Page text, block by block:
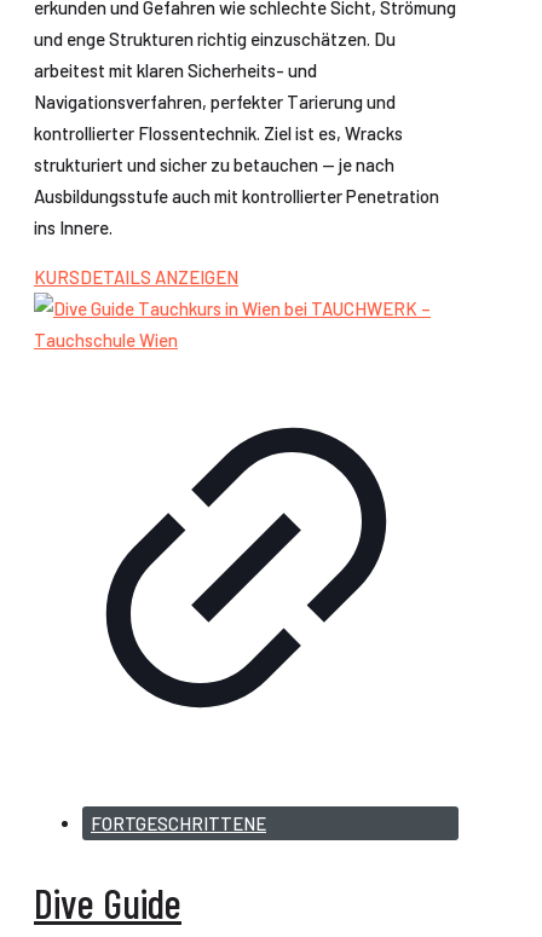
erkunden und Gefahren wie schlechte Sicht, Strömung
und enge Strukturen richtig einzuschätzen. Du
arbeitest mit klaren Sicherheits- und
Navigationsverfahren, perfekter Tarierung und
kontrollierter Flossentechnik. Ziel ist es, Wracks
strukturiert und sicher zu betauchen — je nach
Ausbildungsstufe auch mit kontrollierter Penetration
ins Innere.
KURSDETAILS ANZEIGEN
FORTGESCHRITTENE
Dive Guide